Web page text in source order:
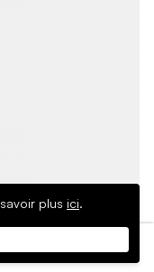
plus ici.